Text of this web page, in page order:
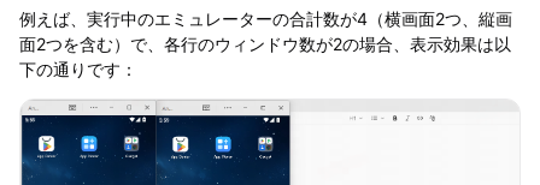
例えば、実行中のエミュレーターの合計数が4（横画面2つ、縦画
面2つを含む）で、各行のウィンドウ数が2の場合、表示効果は以
下の通りです：